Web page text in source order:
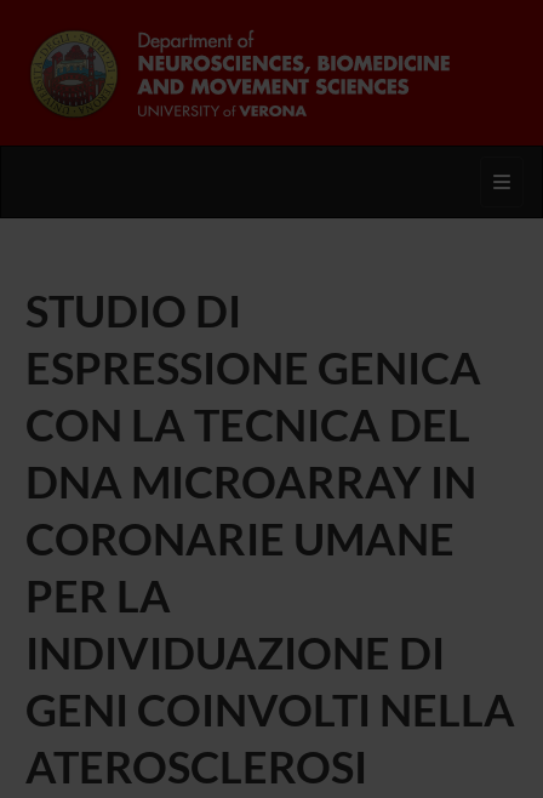
STUDIO DI
ESPRESSIONE GENICA
CON LA TECNICA DEL
DNA MICROARRAY IN
CORONARIE UMANE
PER LA
INDIVIDUAZIONE DI
GENI COINVOLTI NELLA
ATEROSCLEROSI